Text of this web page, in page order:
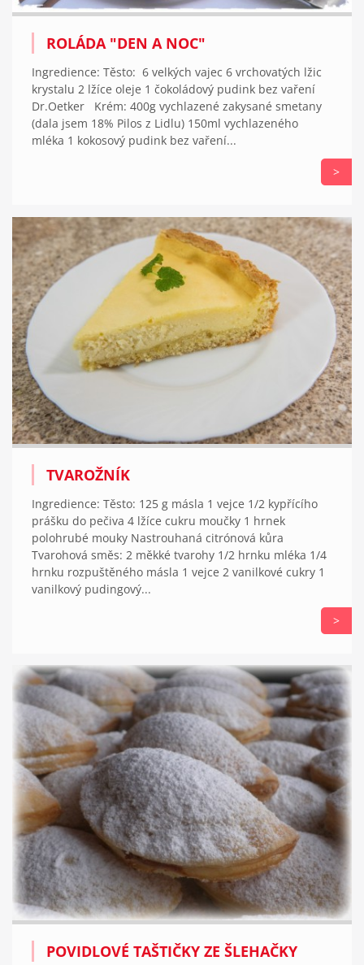
ROLÁDA "DEN A NOC"
Ingredience: Těsto: 6 velkých vajec 6 vrchovatých lžic
krystalu 2 lžíce oleje 1 čokoládový pudink bez vaření
Dr.Oetker Krém: 400g vychlazené zakysané smetany
(dala jsem 18% Pilos z Lidlu) 150ml vychlazeného
mléka 1 kokosový pudink bez vaření...
>
TVAROŽNÍK
Ingredience: Těsto: 125 g másla 1 vejce 1/2 kypřícího
prášku do pečiva 4 lžíce cukru moučky 1 hrnek
polohrubé mouky Nastrouhaná citrónová kůra
Tvarohová směs: 2 měkké tvarohy 1/2 hrnku mléka 1/4
hrnku rozpuštěného másla 1 vejce 2 vanilkové cukry 1
vanilkový pudingový...
>
POVIDLOVÉ TAŠTIČKY ZE ŠLEHAČKY